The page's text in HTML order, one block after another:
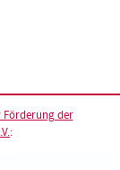
Förderung der
: